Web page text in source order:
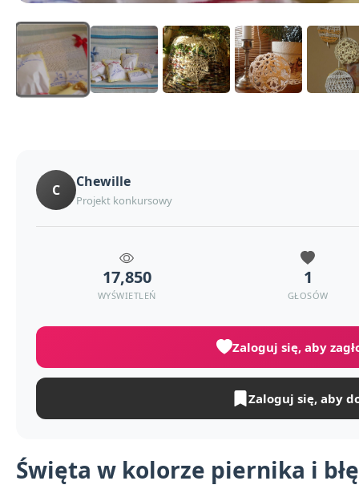
Święta w kolorze piernika i
C Chewille
Projekt konkursowy
17,850
WYŚWIETLEŃ
1
GŁOSÓW
Zaloguj się, aby
Zaloguj się, aby